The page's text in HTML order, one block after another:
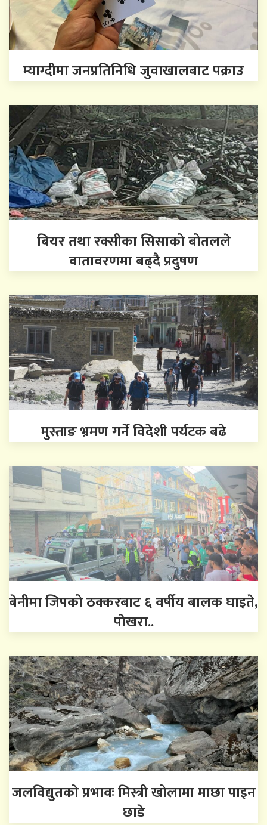
म्याग्दीमा जनप्रतिनिधि जुवाखालबाट पक्राउ
बियर तथा रक्सीका सिसाको बोतलले
वातावरणमा बढ्दै प्रदुषण
मुस्ताङ भ्रमण गर्ने विदेशी पर्यटक बढे
बेनीमा जिपको ठक्करबाट ६ वर्षीय बालक घाइते,
पोखरा..
जलविद्युतको प्रभावः मिस्त्री खोलामा माछा पाइन
छाडे